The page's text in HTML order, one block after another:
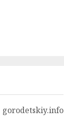
gorodetskiy.info